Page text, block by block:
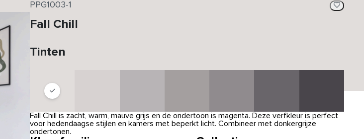
PPG1003-1
Fall Chill
Tinten
Fall Chill is zacht, warm, mauve grijs en de ondertoon is magenta. Deze verfkleur is perfect
voor hedendaagse stijlen en kamers met beperkt licht. Combineer met donkergrijze
ondertonen.